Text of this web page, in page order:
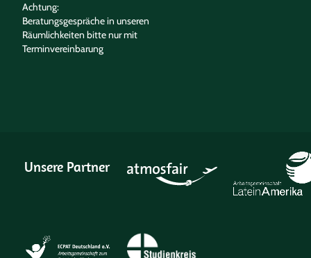
Achtung:
Beratungsgespräche in unseren
Räumlichkeiten bitte nur mit
Terminvereinbarung
Unsere Partner